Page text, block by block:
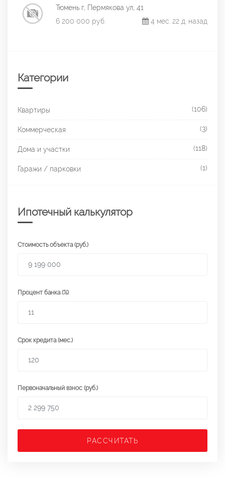
Тюмень г, Пермякова ул, 41
6 200 000 руб.
4 мес. 22 д. назад
Категории
Квартиры (106)
Коммерческая (3)
Дома и участки (118)
Гаражи / парковки (1)
Ипотечный калькулятор
Стоимость объекта (руб.)
Процент банка (%)
Срок кредита (мес.)
Первоначальный взнос (руб.)
РАССЧИТАТЬ